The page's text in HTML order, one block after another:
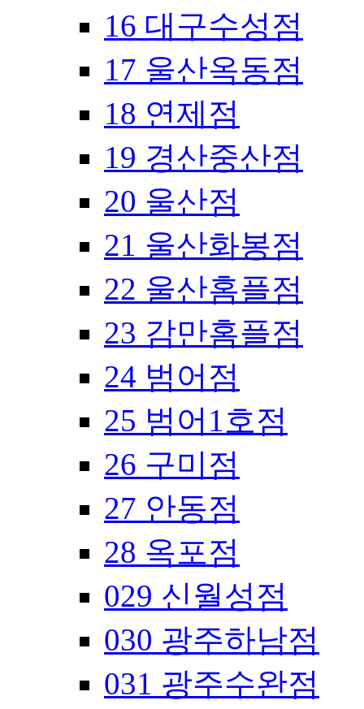
16 대구수성점
17 울산옥동점
18 연제점
19 경산중산점
20 울산점
21 울산화봉점
22 울산홈플점
23 감만홈플점
24 범어점
25 범어1호점
26 구미점
27 안동점
28 옥포점
029 신월성점
030 광주하남점
031 광주수완점